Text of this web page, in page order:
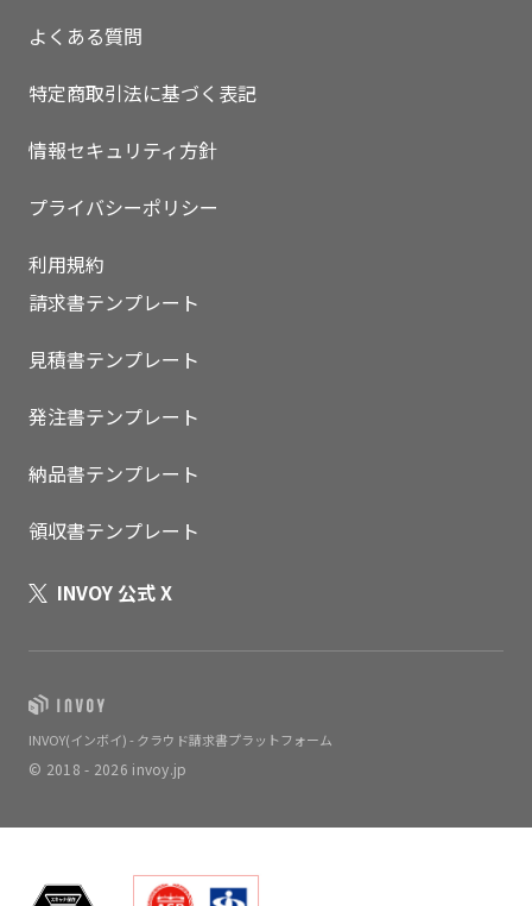
よくある質問
特定商取引法に基づく表記
情報セキュリティ方針
プライバシーポリシー
利用規約
請求書テンプレート
見積書テンプレート
発注書テンプレート
納品書テンプレート
領収書テンプレート
INVOY 公式 X
INVOY(インボイ) - クラウド請求書プラットフォーム
© 2018 - 2026 invoy.jp